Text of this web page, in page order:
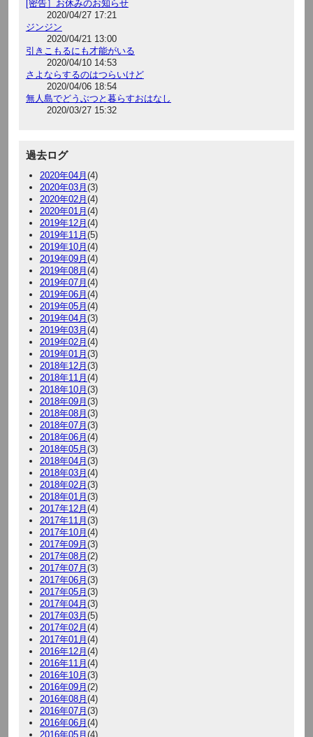
[密告］お休みのお知らせ
2020/04/27 17:21
ジンジン
2020/04/21 13:00
引きこもるにも才能がいる
2020/04/10 14:53
さよならするのはつらいけど
2020/04/06 18:54
無人島でどうぶつと暮らすおはなし
2020/03/27 15:32
過去ログ
2020年04月 (4)
2020年03月 (3)
2020年02月 (4)
2020年01月 (4)
2019年12月 (4)
2019年11月 (5)
2019年10月 (4)
2019年09月 (4)
2019年08月 (4)
2019年07月 (4)
2019年06月 (4)
2019年05月 (4)
2019年04月 (3)
2019年03月 (4)
2019年02月 (4)
2019年01月 (3)
2018年12月 (3)
2018年11月 (4)
2018年10月 (3)
2018年09月 (3)
2018年08月 (3)
2018年07月 (3)
2018年06月 (4)
2018年05月 (3)
2018年04月 (3)
2018年03月 (4)
2018年02月 (3)
2018年01月 (3)
2017年12月 (4)
2017年11月 (3)
2017年10月 (4)
2017年09月 (3)
2017年08月 (2)
2017年07月 (3)
2017年06月 (3)
2017年05月 (3)
2017年04月 (3)
2017年03月 (5)
2017年02月 (4)
2017年01月 (4)
2016年12月 (4)
2016年11月 (4)
2016年10月 (3)
2016年09月 (2)
2016年08月 (4)
2016年07月 (3)
2016年06月 (4)
2016年05月 (4)